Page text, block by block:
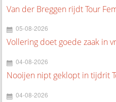
Van der Breggen rijdt Tour
05-08-2026
Vollering doet goede zaak in
04-08-2026
Nooijen nipt geklopt in tijdrit
04-08-2026